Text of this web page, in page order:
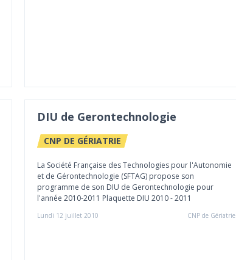
DIU de Gerontechnologie
CNP DE GÉRIATRIE
La Société Française des Technologies pour l'Autonomie
et de Gérontechnologie (SFTAG) propose son
programme de son DIU de Gerontechnologie pour
l'année 2010-2011 Plaquette DIU 2010 - 2011
Lundi 12 juillet 2010 CNP de Gériatrie